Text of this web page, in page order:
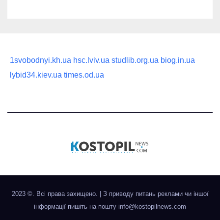
1svobodnyi.kh.ua hsc.lviv.ua studlib.org.ua biog.in.ua
lybid34.kiev.ua times.od.ua
2023 ©. Всі права захищено.
З приводу питань реклами чи іншої
інформації пишіть на пошту info@kostopilnews.com